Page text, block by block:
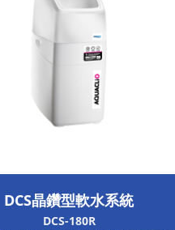
DCS晶鑽型軟水系統
DCS-180R